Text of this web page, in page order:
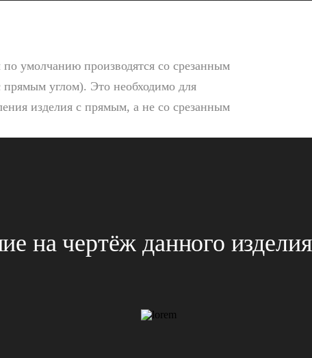
умолчанию производятся со срезанным
прямым углом). Это необходимо для
изделия с прямым, а не со срезанным
на чертёж данного изделия